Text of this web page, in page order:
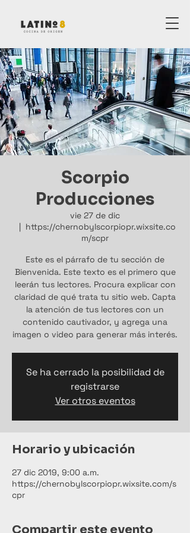
Scorpio
Producciones
vie 27 de dic
  |
https://chernobylscorpiopr.wixsite.co
m/scpr
Este es el párrafo de tu sección de
Bienvenida. Este texto es el primero que
leerán tus lectores. Procura explicar con
claridad de qué trata tu sitio web. Capta
la atención de tus lectores con un
contenido cautivador, y agrega una
imagen o video para generar más interés.
Se ha cerrado la posibilidad de
registrarse
Ver otros eventos
Horario y ubicación
27 dic 2019, 9:00 a.m.
https://chernobylscorpiopr.wixsite.com/s
cpr
Compartir este evento